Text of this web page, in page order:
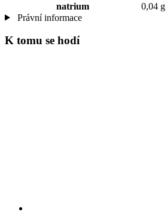
natrium
0,04 g
Právní informace
K tomu se hodí